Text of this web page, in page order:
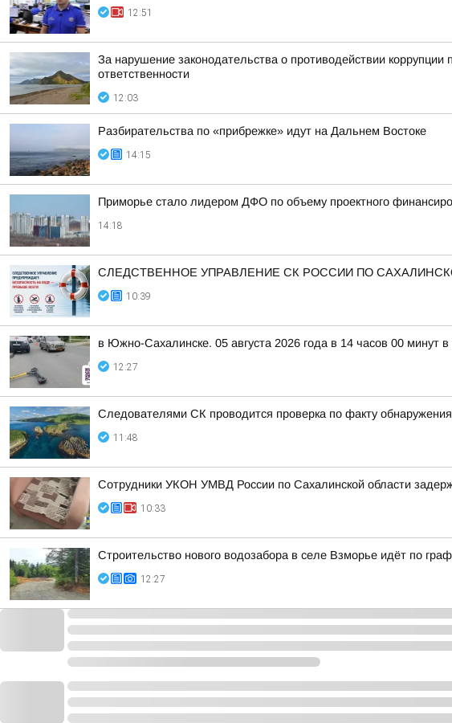
12:51
За нарушение законодательства о противодействии
ответственности
12:03
Разбирательства по «прибрежке» идут на Дальнем Востоке
14:15
Приморье стало лидером ДФО по объему проектного
14:18
СЛЕДСТВЕННОЕ УПРАВЛЕНИЕ СК РОССИИ ПО
10:39
в Южно-Сахалинске. 05 августа 2026 года в 14 часов 00
12:27
Следователями СК проводится проверка по факту
11:48
Сотрудники УКОН УМВД России по Сахалинской области
10:33
Строительство нового водозабора в селе Взморье идёт по
12:27